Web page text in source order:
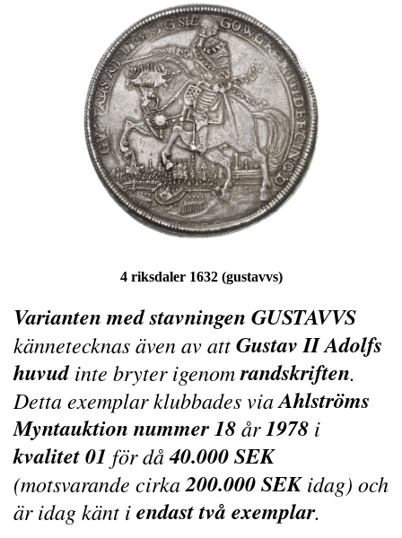
4 riksdaler 1632 (gustavvs)
Varianten med stavningen GUSTAVVS
kännetecknas även av attGustav II Adolfs
huvudinte bryter igenomrandskriften.
Detta exemplar klubbades viaAhlströms
Myntauktion nummer 18år1978 i
kvalitet 01 för då40.000 SEK
(motsvarande cirka200.000 SEKidag) och
är idag känt iendast två exemplar.